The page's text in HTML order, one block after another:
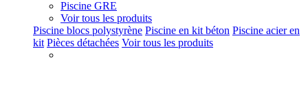
Piscine GRE
Voir tous les produits
Piscine blocs polystyrène Piscine en kit béton Piscine acier en
kit Pièces détachées Voir tous les produits